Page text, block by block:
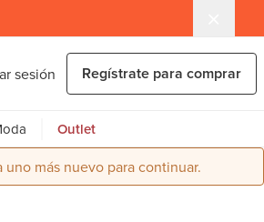
sesión Regístrate para comprar
Outlet
más nuevo para continuar.